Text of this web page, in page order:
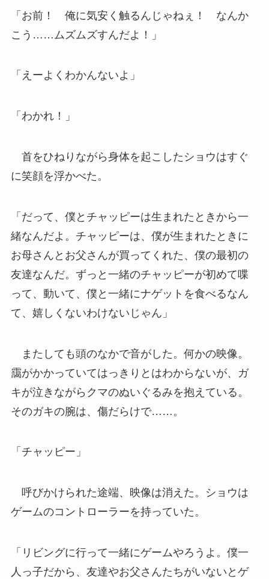
「お前！ 俺に気安く触るんじゃねぇ！ なんか
こう……ムズムズすんだよ！」
「えーよくわかんないよ」
「わかれ！」
首をひねりながら身体を起こしたショウはすぐ
に笑顔を浮かべた。
「だって、僕とチャッピーは生まれたときから一
緒なんだよ。チャッピーは、僕が生まれたときに
お母さんとお父さんが買ってくれた、僕の最初の
友達なんだ。ずっと一緒のチャッピーが初めて喋
って、動いて、僕と一緒にナゲットを食べるなん
て、嬉しくないわけないじゃん」
またしても頭のなかで音がした。何かの映像。
靄がかかっていてはっきりとはわからないが、ガ
キが泣きながらクマのぬいぐるみを抱えている。
そのガキの腕は、傷だらけで……。
「チャッピー」
呼びかけられた途端、映像は消えた。ショウは
ゲームのコントローラーを持っていた。
「リビングに行って一緒にゲームやろうよ。僕一
人っ子だから、友達やお父さんたちがいないとゲ